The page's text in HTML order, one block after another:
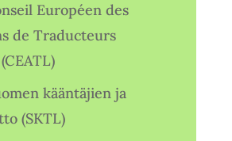
Européen des
de Traducteurs
kääntäjien ja
(SKTL)